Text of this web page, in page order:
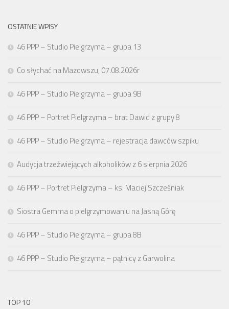
OSTATNIE WPISY
46 PPP – Studio Pielgrzyma – grupa 13
Co słychać na Mazowszu, 07.08.2026r
46 PPP – Studio Pielgrzyma – grupa 9B
46 PPP – Portret Pielgrzyma – brat Dawid z grupy 8
46 PPP – Studio Pielgrzyma – rejestracja dawców szpiku
Audycja trzeźwiejących alkoholików z 6 sierpnia 2026
46 PPP – Portret Pielgrzyma – ks. Maciej Szcześniak
Siostra Gemma o pielgrzymowaniu na Jasną Górę
46 PPP – Studio Pielgrzyma – grupa 8B
46 PPP – Studio Pielgrzyma – pątnicy z Garwolina
TOP 10